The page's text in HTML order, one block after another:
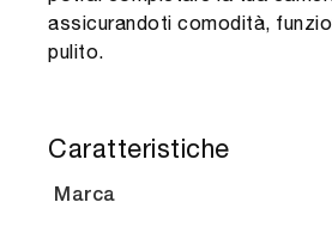
assicurandoti comodità,
pulito.
Caratteristiche
Marca